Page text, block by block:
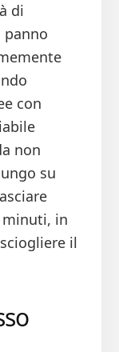
di
con
non
su
in
il